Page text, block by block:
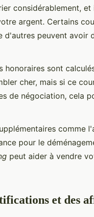
considérablement,
argent. Certains
peuvent avoir
sont
cher, mais si ce
de négociation, cela
comme
pour le
peut aider à vendre
et des